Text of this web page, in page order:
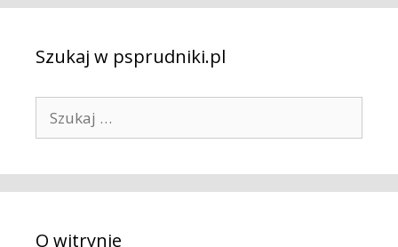
Szukaj w psprudniki.pl
k
a
:O witrynie